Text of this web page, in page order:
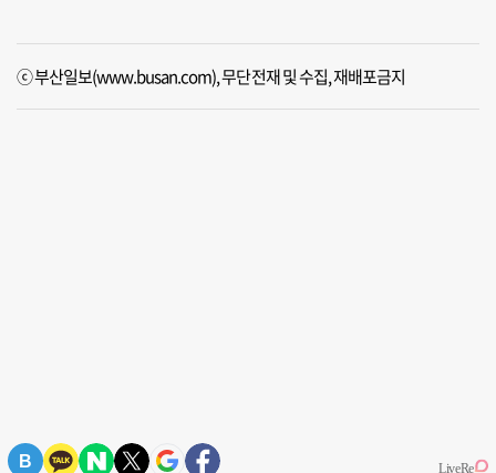
ⓒ 부산일보(www.busan.com), 무단전재 및 수집, 재배포금지